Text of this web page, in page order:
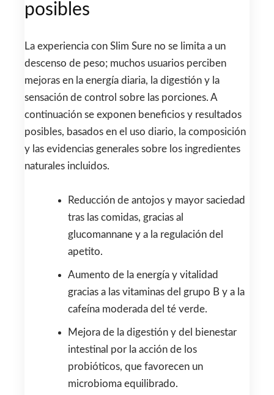
posibles
La experiencia con Slim Sure no se limita a un
descenso de peso; muchos usuarios perciben
mejoras en la energía diaria, la digestión y la
sensación de control sobre las porciones. A
continuación se exponen beneficios y resultados
posibles, basados en el uso diario, la composición
y las evidencias generales sobre los ingredientes
naturales incluidos.
Reducción de antojos y mayor saciedad
tras las comidas, gracias al
glucomannane y a la regulación del
apetito.
Aumento de la energía y vitalidad
gracias a las vitaminas del grupo B y a la
cafeína moderada del té verde.
Mejora de la digestión y del bienestar
intestinal por la acción de los
probióticos, que favorecen un
microbioma equilibrado.